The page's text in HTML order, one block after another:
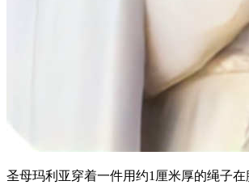
圣母玛利亚穿着一件用约1厘米厚的绳子